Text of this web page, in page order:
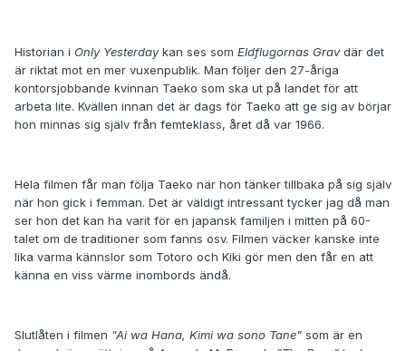
Historian i Only Yesterdaykan ses som Eldflugornas Gravdär det
är riktat mot en mer vuxenpublik. Man följer den 27-åriga
kontorsjobbande kvinnan Taeko som ska ut på landet för att
arbeta lite. Kvällen innan det är dags för Taeko att ge sig av börjar
hon minnas sig själv från femteklass, året då var 1966.
Hela filmen får man följa Taeko när hon tänker tillbaka på sig själv
när hon gick i femman. Det är väldigt intressant tycker jag då man
ser hon det kan ha varit för en japansk familjen i mitten på 60-
talet om de traditioner som fanns osv. Filmen väcker kanske inte
lika varma kännslor som Totoro och Kiki gör men den får en att
känna en viss värme inombords ändå.
Slutlåten i filmen "Ai wa Hana, Kimi wa sono Tane" som är en